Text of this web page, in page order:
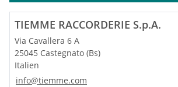
TIEMME RACCORDERIE S.p.A.
Via Cavallera 6 A
25045 Castegnato (Bs)
Italien
info@tiemme.com